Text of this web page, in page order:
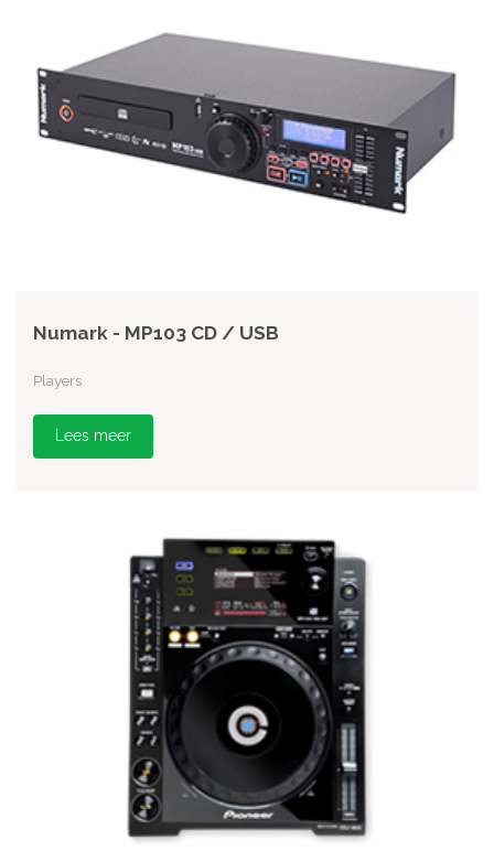
Numark - MP103 CD / USB
Players
Lees meer